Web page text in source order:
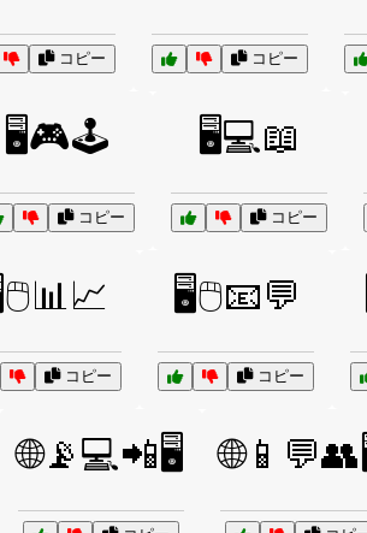
コピー コピー
🖥️🎮🕹️
コピー
🖥️💻📖
コピー
コピー
🖥️🖱️📧💬
コピー
🌐📡💻📲🖥️